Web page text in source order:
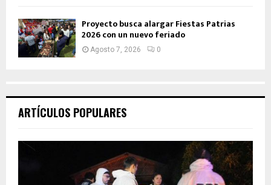
Proyecto busca alargar Fiestas Patrias
2026 con un nuevo feriado
Agosto 7, 2026 0
ARTÍCULOS POPULARES